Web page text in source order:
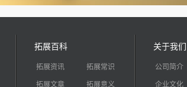
拓展百科
拓展资讯 拓展常识
拓展文章 拓展意义
关于我们
公司简介
企业文化